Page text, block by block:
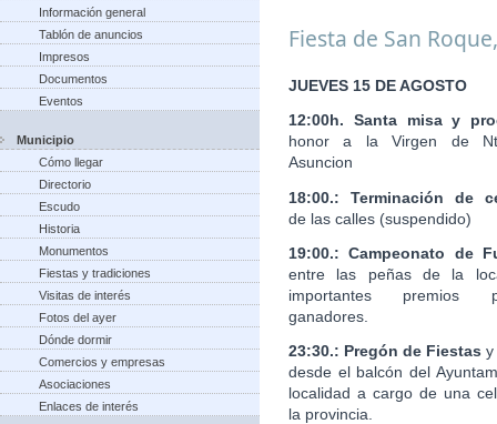
Información general
Tablón de anuncios
Impresos
Documentos
Eventos
Municipio
Cómo llegar
Directorio
Escudo
Historia
Monumentos
Fiestas y tradiciones
Visitas de interés
Fotos del ayer
Dónde dormir
Comercios y empresas
Asociaciones
Enlaces de interés
Fiesta de San
JUEVES 15 DE AGOSTO
12:00h. Santa misa y
honor a la Virgen de
Asuncion
18:00.: Terminación de
de las calles (suspendido)
19:00.: Campeonato de
entre las peñas de la
importantes premios
ganadores.
23:30.: Pregón de Fiestas y
desde el balcón del
localidad a cargo de una
la provincia.